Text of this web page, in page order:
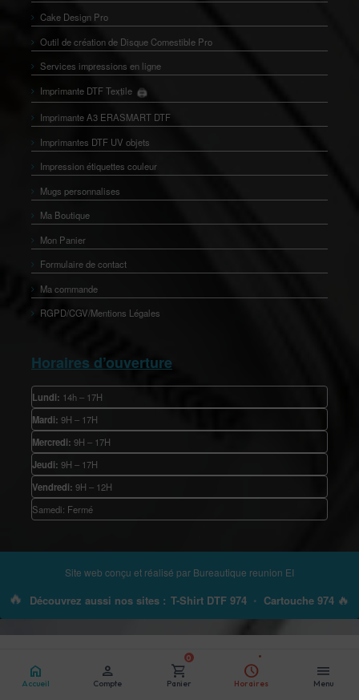
Cake Design Pro
Outil de création de Disque Comestible Pro
Services impressions en ligne
Imprimante DTF Textile 🖨️
👕
Imprimante A3 ERASMART DTF
Imprimantes DTF UV objets
Impression étiquettes couleur
Mugs personnalises
Ma Boutique
Mon Panier
Formulaire de contact
Ma commande
RGPD/CGV/Mentions Légales
Horaires d’ouverture
Lundi: 14h – 17H
Mardi: 9H – 17H
Mercredi: 9H – 17H
Jeudi: 9H – 17H
Vendredi: 9H – 12H
Samedi: Fermé
Site web conçu et réalisé par Bureautique reunion EI
🔥 Découvrez aussi nos sites : T-Shirt DTF 974 • Cartouche 974 🔥
home
Accueil
person
Compte
shopping_cart
0
Panier
schedule
Horaires
menu
Menu